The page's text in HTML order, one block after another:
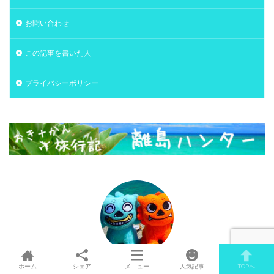
お問い合わせ
この記事を書いた人
プライバシーポリシー
管理人：おき＋かん
ホーム シェア メニュー 人気記事 TOPへ